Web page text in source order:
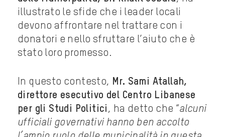
illustrato le sfide che i leader locali
devono affrontare nel trattare con i
donatori e nello sfruttare l’aiuto che è
stato loro promesso.
In questo contesto, Mr. Sami Atallah,
direttore esecutivo del Centro Libanese
per gli Studi Politici , ha detto che “alcuni
ufficiali governativi hanno ben accolto